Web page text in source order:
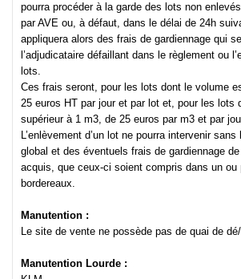
pourra procéder à la garde des lots non
par AVE ou, à défaut, dans le délai de 24h
appliquera alors des frais de gardiennage qui
l’adjudicataire défaillant dans le règlement ou
lots.
Ces frais seront, pour les lots dont le volume
25 euros HT par jour et par lot et, pour les lots
supérieur à 1 m3, de 25 euros par m3 et par
L’enlèvement d’un lot ne pourra intervenir
global et des éventuels frais de gardiennage
acquis, que ceux-ci soient compris dans un ou
bordereaux.
Manutention :
Le site de vente ne possède pas de quai de
Manutention Lourde :